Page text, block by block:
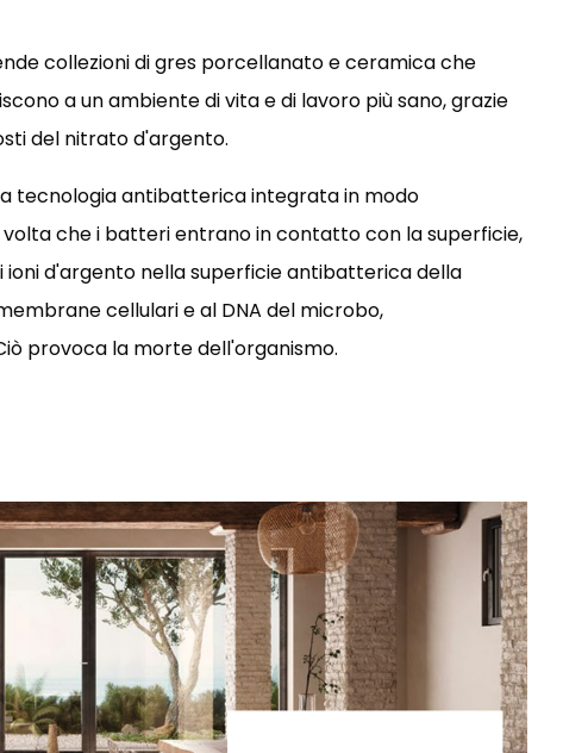
collezioni di gres porcellanato e ceramica che
a un ambiente di vita e di lavoro più sano, grazie
del nitrato d'argento.
tecnologia antibatterica integrata in modo
che i batteri entrano in contatto con la superficie,
ioni d'argento nella superficie antibatterica della
cellulari e al DNA del microbo,
provoca la morte dell'organismo.